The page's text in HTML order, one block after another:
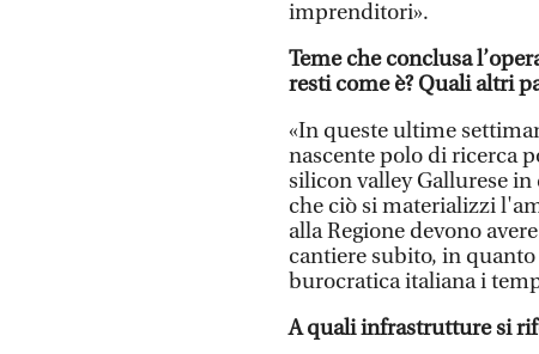
imprenditori».
Teme che conclusa
resti come è? Quali altri
«In queste ultime
nascente polo di ricerca
silicon valley Gallurese
che ciò si materializzi
alla Regione devono
cantiere subito, in
burocratica italiana i
A quali infrastrutture si